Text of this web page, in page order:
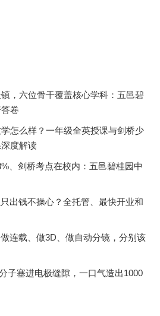
，六位骨干覆盖核心学科：五邑碧
卷
怎么样？一年级全英授课与剑桥少
度解读
、剑桥考点在校内：五邑碧桂园中
出钱不操心？全托管、最快开业和
连载、做3D、做自动分镜，分别该
子塞进电极缝隙，一口气造出1000